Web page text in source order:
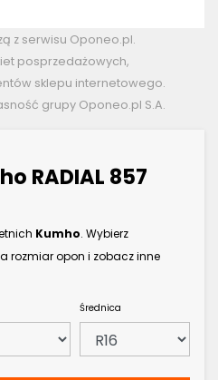
z serwisu Oponeo.pl.
posprzedażowych,
sklepu internetowego.
grupy Oponeo.pl S.A.
RADIAL 857
Kumho. Wybierz
rozmiar opon i zobacz inne
Średnica